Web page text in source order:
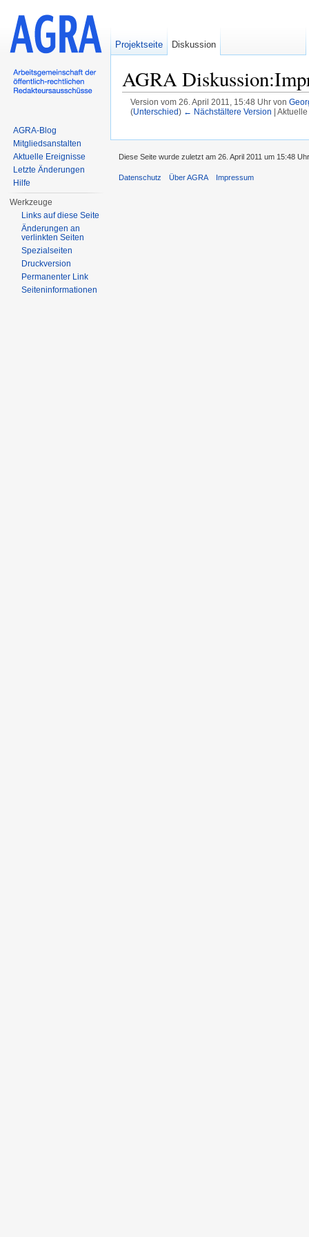
AGRA
Version vom 26. April 2011, 15:48 Uhr von
(Unterschied) ← Nächstältere Version |
Projektseite Diskussion
AGRA-Blog
Mitgliedsanstalten
Aktuelle Ereignisse
Letzte Änderungen
Hilfe
Werkzeuge
Links auf diese Seite
Änderungen an
verlinkten Seiten
Spezialseiten
Druckversion
Permanenter Link
Seiten­informationen
Diese Seite wurde zuletzt am 26. April 2011 um 15:48
Datenschutz Über AGRA Impressum